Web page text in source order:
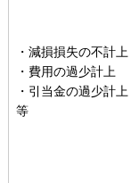
・減損損失の不計上
・費用の過少計上
・引当金の過少計上
等